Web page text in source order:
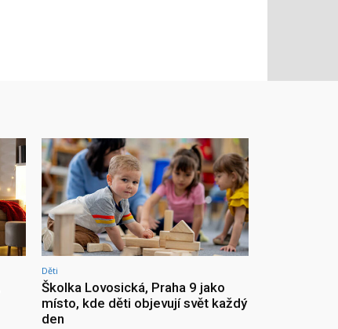
Děti
Školka Lovosická, Praha 9 jako
místo, kde děti objevují svět každý
den